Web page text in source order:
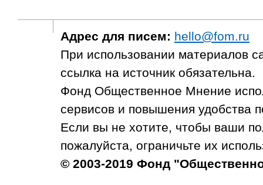
Адрес для писем: hello@fom.ru
При использовании материалов
ссылка на источник обязательна.
Фонд Общественное Мнение
сервисов и повышения удобства
Если вы не хотите, чтобы ваши
пожалуйста, ограничьте их
© 2003-2019 Фонд